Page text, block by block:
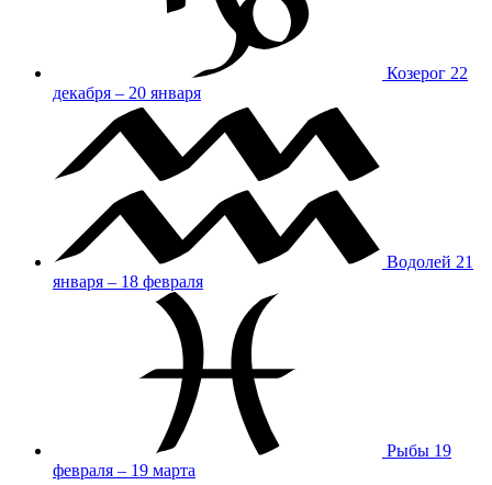
Козерог 22
декабря – 20 января
Водолей 21
января – 18 февраля
Рыбы 19
февраля – 19 марта